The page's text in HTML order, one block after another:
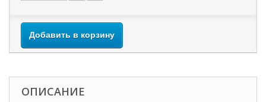
Добавить в корзину
ОПИСАНИЕ